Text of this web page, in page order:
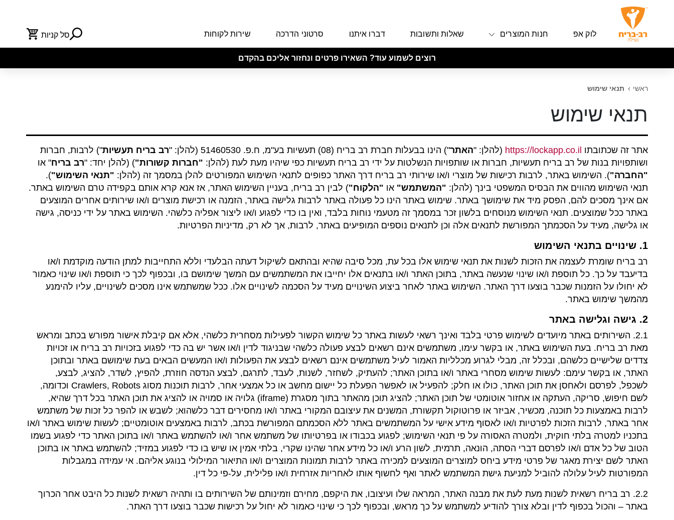
לוק אפ חנות המוצרים שאלות ותשובות דברו איתנו סרטוני הדרכה שירות לקוחות סל קניות
רוצים לשמוע עוד? השאירו פרטים ונחזור אליכם בהקדם
ראשי תנאי שימוש
תנאי שימוש
אתר זה שכתובתו https://lockapp.co.il (להלן: "האתר") הינו בבעלות חברת רב בריח (08) תעשיות בע"מ, ח.פ. 51460530 (להלן: " רב בריח תעשיות") לרבות, חברות
ושותפויות בנות של רב בריח תעשיות, חברות או שותפויות הנשלטות על ידי רב בריח תעשיות כפי שיהיו מעת לעת (להלן: "חברות קשורות") (להלן יחד: "רב בריח" או
"החברה"). השימוש באתר, לרבות רכישות של מוצרי ו/או שירותי רב בריח דרך האתר כפופים לתנאי השימוש המפורטים להלן במסמך זה (להלן: "תנאי השימוש").
תנאי השימוש מהווים את הבסיס המשפטי בינך (להלן: "המשתמש" או "הלקוח") לבין רב בריח, בעניין השימוש האתר, אז אנא קרא אותם בקפידה טרם השימוש באתר.
אם אינך מסכים להם, הפסק מיד את שימושך באתר. שימוש באתר הינו כל פעולה באתר לרבות גלישה באתר, הזמנה או רכישת מוצרים ו/או שירותים אחרים המוצעים
באתר ככל שמוצעים. תנאי השימוש מנוסחים בלשון זכר במסמך זה מטעמי נוחות בלבד, ואין בו כדי לפגוע ו/או ליצור אפליה כלשהי. השימוש באתר על ידי כניסה, גישה
או גלישה, מעיד על הסכמתך המפורשת לתנאים אלה וכן לתנאים נוספים המופיעים באתר, לרבות, אך לא רק, מדיניות הפרטיות.
1. שינויים בתנאי השימוש
רב בריח שומרת לעצמה את הזכות לשנות את תנאי שימוש אלו בכל עת, מכל סיבה שהיא ובהתאם לשיקול דעתה הבלעדי וללא התחייבות למתן הודעה מוקדמת ו/או
בדיעבד על כך. כל תוספת ו/או שינוי שנעשה באתר, בתוכן האתר ו/או בתנאים אלו יחייבו את המשתמשים עם המשך שימושם בו, ובכפוף לכך כי תוספת ו/או שינוי כאמור
לא יחולו על הזמנות שכבר בוצעו דרך האתר. השימוש באתר לאחר ביצוע השינויים מעיד על הסכמה לשינויים אלו. ככל שמשתמש אינו מסכים לשינויים, עליו להימנע
מהמשך שימוש באתר.
2. גישה וגלישה באתר
2.1. השירותים באתר מיועדים לשימוש פרטי בלבד ואינך רשאי לעשות באתר כל שימוש הקשור לפעילות מסחרית כלשהי, אלא אם קיבלת אישור מפורש בכתב ומראש
מאת רב בריח. בעת השימוש באתר, או בקשר עימו, משתמשים אינם רשאים לבצע פעולה כלשהי שבניגוד לדין ו/או אשר יש בה כדי לפגוע בזכויות רב בריח או זכויות
צדדים שלישיים כלשהם, ובכלל זה, מבלי לגרוע מכלליות האמור לעיל משתמשים אינם רשאים לבצע את הפעולות ו/או המעשים הבאים בעת שימושם באתר ובתוכן
האתר, או בקשר עימם: לעשות שימוש מסחרי באתר ו/או בתוכן האתר; להעתיק, לשחזר, לשנות, לעבד, לתרגם, לבצע הנדסה חוזרת, להפיץ, לשדר, להציג, לבצע,
לשכפל, לפרסם ולאחסן את תוכן האתר, כולו או חלק; להפעיל או לאפשר הפעלת כל יישום מחשב או כל אמצעי אחר, לרבות תוכנות מסוג Crawlers, Robots וכדומה,
לשם חיפוש, סריקה, העתקה או אחזור אוטומטי של תוכן האתר; להציג תוכן מהאתר בתוך מסגרת (iframe) גלויה או סמויה או להציג את תוכן האתר בכל דרך שהיא,
לרבות באמצעות כל תוכנה, מכשיר, אביזר או פרוטוקול תקשורת, המשנים את עיצובם המקורי באתר ו/או מחסירים דבר כלשהוא; לשבש או להפר כל זכות של משתמש
אחר באתר, לרבות הזכות לפרטיות ו/או לאסוף מידע אישי על המשתמשים באתר ללא הסכמתם המפורשת בכתב, לרבות באמצעים אוטומטיים; לעשות שימוש באתר ו/או
בתכניו למטרה בלתי חוקית, ולמטרה האסורה על פי תנאי השימוש; לפגוע בכבודו או בפרטיותו של משתמש אחר ו/או להשתמש באתר ו/או בתוכן האתר כדי לפגוע בשמו
הטוב של כל אדם ו/או לפרסם דברי הסתה, הונאה, תרמית, לשון הרע ו/או כל מידע אחר שהינו שקרי, בלתי אמין או שיש בו כדי לפגוע במזיד; להשתמש באתר או בתוכן
האתר לשם יצירת מאגר של פרטי מידע ביחס למוצרים המוצעים למכירה באתר לרבות תמונות המוצרים ו/או התיאור המילולי בנוגע אליהם. אי עמידה במגבלות
המפורטות לעיל עלולה להוביל למניעת גישת המשתמש לאתר ואף לחשוף אותו לאחריות אזרחית ו/או פלילית, על-פי כל דין.
2.2. רב בריח רשאית לשנות מעת לעת את מבנה האתר, המראה שלו ועיצובו, את היקפם, מחירם וזמינותם של השירותים בו ותהיה רשאית לשנות כל היבט אחר הכרוך
באתר – והכול בכפוף לדין ובלא צורך להודיע למשתמש על כך מראש, ובכפוף לכך כי שינוי כאמור לא יחול על רכישות שכבר בוצעו דרך האתר.